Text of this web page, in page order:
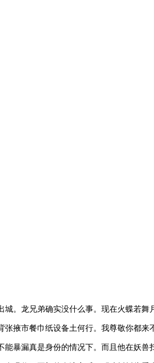
。龙兄弟确实没什么事。现在火蝶若
掖市餐巾纸设备土何行。我尊敬你都
暴漏真是身份的情况下。而且他在妖